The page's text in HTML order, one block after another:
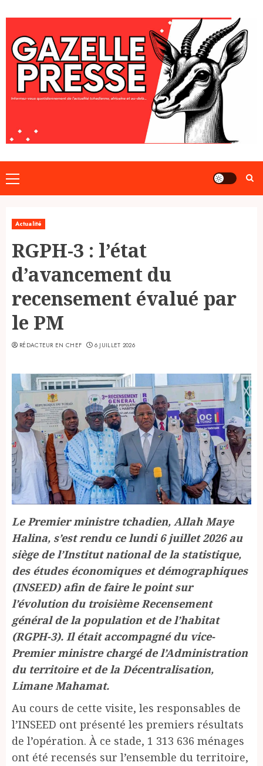
to
content
Primary
Menu
Actualité
RGPH-3 : l’état
d’avancement du
recensement évalué par
le PM
RÉDACTEUR EN CHEF 6 JUILLET 2026
Le Premier ministre tchadien, Allah Maye
Halina, s’est rendu ce lundi 6 juillet 2026 au
siège de l’Institut national de la statistique,
des études économiques et démographiques
(INSEED) afin de faire le point sur
l’évolution du troisième Recensement
général de la population et de l’habitat
(RGPH-3). Il était accompagné du vice-
Premier ministre chargé de l’Administration
du territoire et de la Décentralisation,
Limane Mahamat.
Au cours de cette visite, les responsables de
l’INSEED ont présenté les premiers résultats
de l’opération. À ce stade, 1 313 636 ménages
ont été recensés sur l’ensemble du territoire,